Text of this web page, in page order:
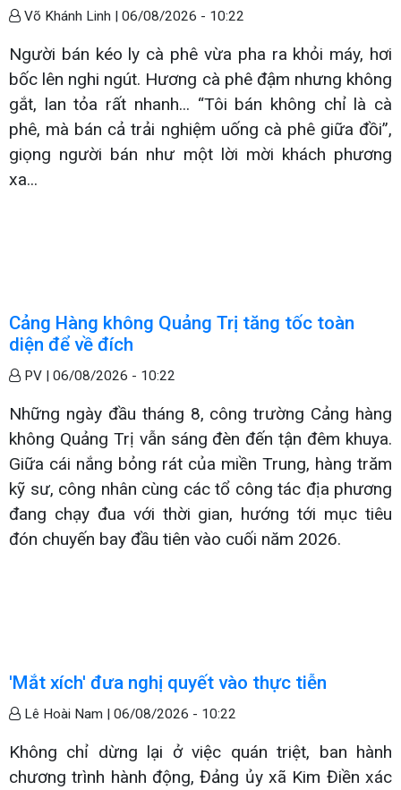
Võ Khánh Linh | 06/08/2026 - 10:22
Người bán kéo ly cà phê vừa pha ra khỏi máy, hơi
bốc lên nghi ngút. Hương cà phê đậm nhưng không
gắt, lan tỏa rất nhanh... “Tôi bán không chỉ là cà
phê, mà bán cả trải nghiệm uống cà phê giữa đồi”,
giọng người bán như một lời mời khách phương
xa...
Cảng Hàng không Quảng Trị tăng tốc toàn
diện để về đích
PV | 06/08/2026 - 10:22
Những ngày đầu tháng 8, công trường Cảng hàng
không Quảng Trị vẫn sáng đèn đến tận đêm khuya.
Giữa cái nắng bỏng rát của miền Trung, hàng trăm
kỹ sư, công nhân cùng các tổ công tác địa phương
đang chạy đua với thời gian, hướng tới mục tiêu
đón chuyến bay đầu tiên vào cuối năm 2026.
'Mắt xích' đưa nghị quyết vào thực tiễn
Lê Hoài Nam | 06/08/2026 - 10:22
Không chỉ dừng lại ở việc quán triệt, ban hành
chương trình hành động, Đảng ủy xã Kim Điền xác